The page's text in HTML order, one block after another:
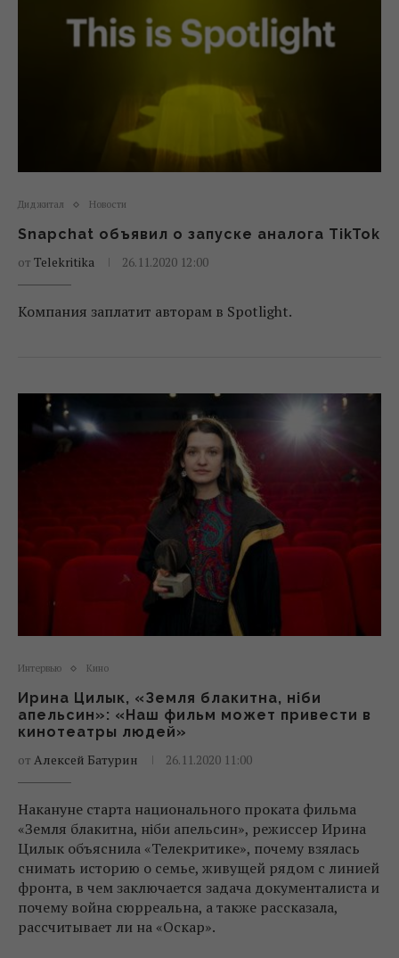
Диджитал Новости
Snapchat объявил о запуске аналога TikTok
от Telekritika 26.11.2020 12:00
Компания заплатит авторам в Spotlight.
Интервью Кино
Ирина Цилык, «Земля блакитна, ніби
апельсин»: «Наш фильм может привести в
кинотеатры людей»
от Алексей Батурин 26.11.2020 11:00
Накануне старта национального проката фильма
«Земля блакитна, ніби апельсин», режиссер Ирина
Цилык объяснила «Телекритике», почему взялась
снимать историю о семье, живущей рядом с линией
фронта, в чем заключается задача документалиста и
почему война сюрреальна, а также рассказала,
рассчитывает ли на «Оскар».